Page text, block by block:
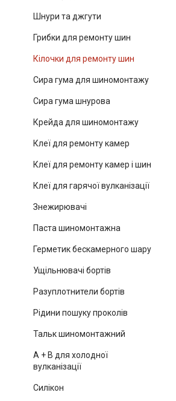
Шнури та джгути
Грибки для ремонту шин
Кілочки для ремонту шин
Сира гума для шиномонтажу
Сира гума шнурова
Крейда для шиномонтажу
Клеї для ремонту камер
Клеї для ремонту камер і шин
Клеї для гарячої вулканізації
Знежирювачі
Паста шиномонтажна
Герметик бескамерного шару
Ущільнювачі бортів
Разуплотнители бортів
Рідини пошуку проколів
Тальк шиномонтажний
А + В для холодної
вулканізації
Силікон